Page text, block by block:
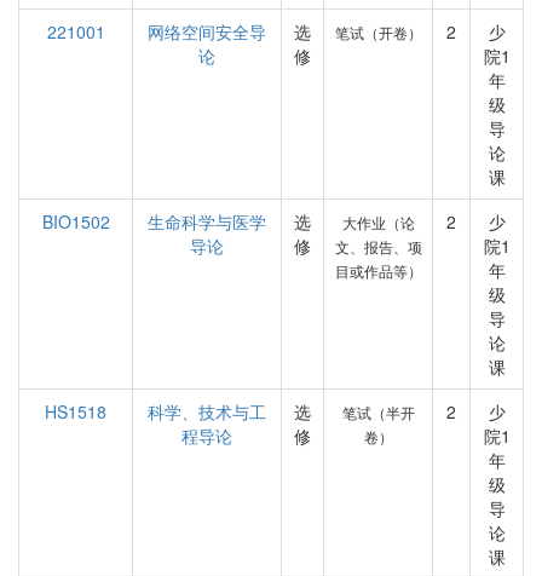
221001
网络空间安全导
论
选
修
笔试（开卷） 2
少
院1
年
级
导
论
课
BIO1502
生命科学与医学
导论
选
修
大作业（论
文、报告、项
目或作品等）
2
少
院1
年
级
导
论
课
HS1518
科学、技术与工
程导论
选
修
笔试（半开
卷）
2
少
院1
年
级
导
论
课